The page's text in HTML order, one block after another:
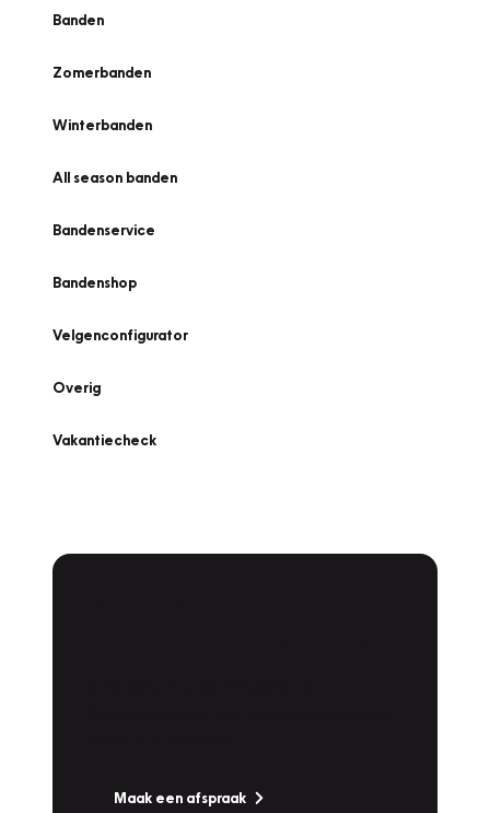
Banden
Zomerbanden
Winterbanden
All season banden
Bandenservice
Bandenshop
Velgenconfigurator
Overig
Vakantiecheck
Maak een afspraak